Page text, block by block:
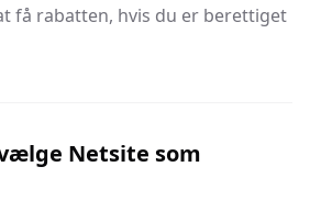
få rabatten, hvis du er berettiget
Netsite som